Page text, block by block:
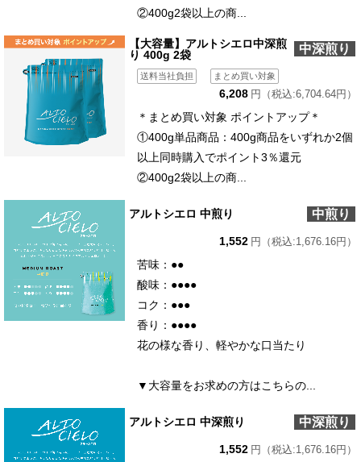
②400g2袋以上の商...
【大容量】アルトシエロ中深煎
り 400g 2袋
中深煎り
送料当社負担 まとめ買い対象
6,208 円（税込:6,704.64円）
＊まとめ買い対象 ポイントアップ＊
①400g単品商品：400g商品をいずれか2個
以上同時購入でポイント3％還元
②400g2袋以上の商...
アルトシエロ 中煎り 中煎り
1,552 円（税込:1,676.16円）
苦味：●●
酸味：●●●●
コク：●●●
香り：●●●●
花の様な香り、軽やかな口当たり
▼大容量をお求めの方はこちらの...
アルトシエロ 中深煎り 中深煎り
1,552 円（税込:1,676.16円）